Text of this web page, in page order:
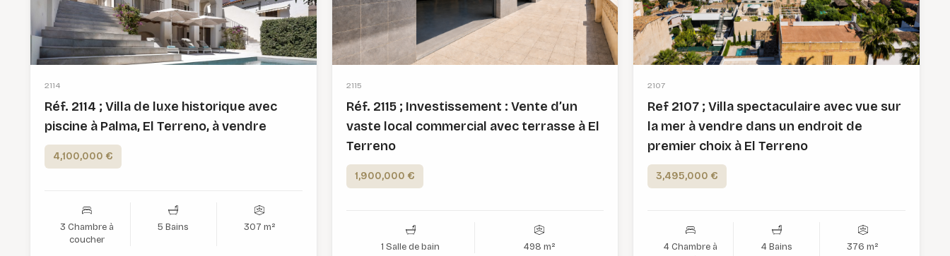
2114
Réf. 2114 ; Villa de luxe historique avec
piscine à Palma, El Terreno, à vendre
4,100,000 €
3 Chambre à
coucher
5 Bains 307 m²
2115
Réf. 2115 ; Investissement : Vente d’un
vaste local commercial avec terrasse à El
Terreno
1,900,000 €
1 Salle de bain 498 m²
2107
Ref 2107 ; Villa spectaculaire avec vue sur
la mer à vendre dans un endroit de
premier choix à El Terreno
3,495,000 €
4 Chambre à
4 Bains 376 m²